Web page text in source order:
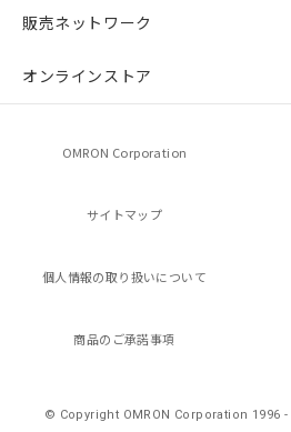
販売ネットワーク
オンラインストア
OMRON Corporation
サイトマップ
個人情報の取り扱いについて
商品のご承諾事項
© Copyright OMRON Corporation 1996